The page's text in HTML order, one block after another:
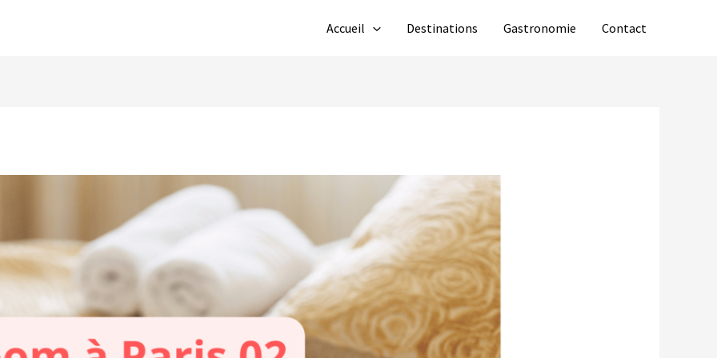
Accueil Destinations Gastronomie Contact